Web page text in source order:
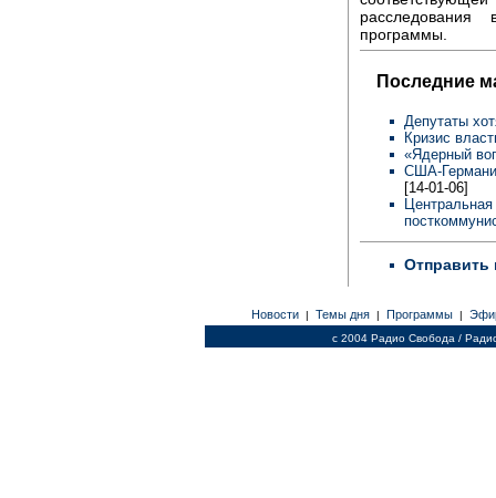
программы.
Последние
Депутаты
Кризис
«Ядерный
США-
[14-01-06]
Отправить
Новости | Темы дня | Программы |
c 2004 Радио Свобода /